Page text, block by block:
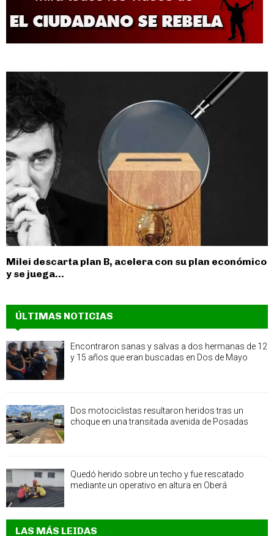
Milei descarta plan B, acelera con su plan económico
y se juega...
ÚLTIMAS NOTICIAS
Encontraron sanas y salvas a dos hermanas de 12
y 15 años que eran buscadas en Dos de Mayo
Dos motociclistas resultaron heridos tras un
choque en una transitada avenida de Posadas
Quedó herido sobre un techo y fue rescatado
mediante un operativo en altura en Oberá
LAS MÁS LEIDAS